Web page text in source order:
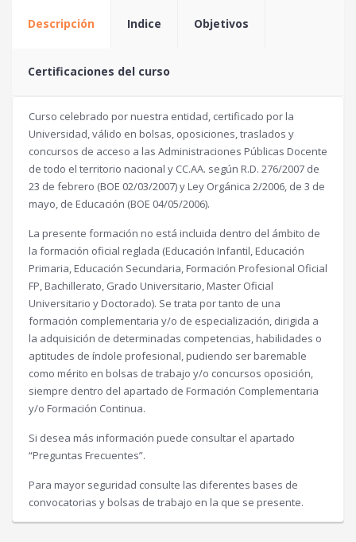
Descripción Indice Objetivos
Certificaciones del curso
Curso celebrado por nuestra entidad, certificado por la
Universidad, válido en bolsas, oposiciones, traslados y
concursos de acceso a las Administraciones Públicas Docente
de todo el territorio nacional y CC.AA. según R.D. 276/2007 de
23 de febrero (BOE 02/03/2007) y Ley Orgánica 2/2006, de 3 de
mayo, de Educación (BOE 04/05/2006).
La presente formación no está incluida dentro del ámbito de
la formación oficial reglada (Educación Infantil, Educación
Primaria, Educación Secundaria, Formación Profesional Oficial
FP, Bachillerato, Grado Universitario, Master Oficial
Universitario y Doctorado). Se trata por tanto de una
formación complementaria y/o de especialización, dirigida a
la adquisición de determinadas competencias, habilidades o
aptitudes de índole profesional, pudiendo ser baremable
como mérito en bolsas de trabajo y/o concursos oposición,
siempre dentro del apartado de Formación Complementaria
y/o Formación Continua.
Si desea más información puede consultar el apartado
“Preguntas Frecuentes”.
Para mayor seguridad consulte las diferentes bases de
convocatorias y bolsas de trabajo en la que se presente.